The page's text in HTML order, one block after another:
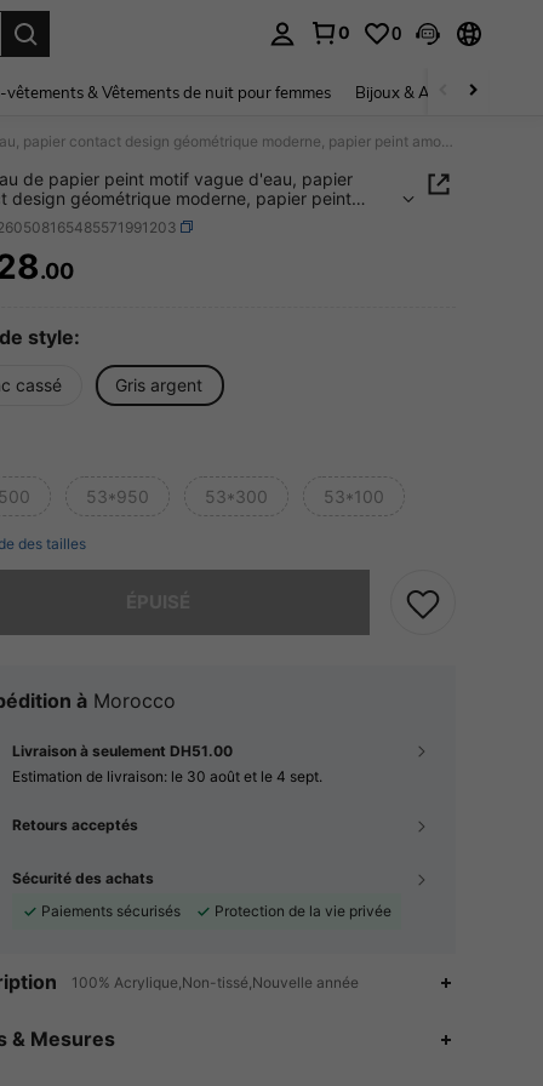
0 0
vêtements & Vêtements de nuit pour femmes Bijoux & Accessoires pour
1 rouleau de papier peint motif vague d'eau, papier contact design géométrique moderne, papier peint amovible et imperméable pour salon, cuisine, chambre, dortoir, renouvellement de meubles, papier peint esthétique d'automne
de papier peint motif vague d'eau, papier
design géométrique moderne, papier peint
et imperméable pour salon, cuisine, chambre,
renouvellement de meubles, papier peint
d'automne
AND AVAILABILITY
.00
style:
cassé Gris argent
53*950 53*300 53*100
des tailles
à Morocco
Livraison à seulement DH51.00
Estimation de livraison: le 30 août et le 4 sept.
Retours acceptés
Sécurité des achats
Paiements sécurisés
Protection de la vie privée
100% Acrylique,Non-tissé,Nouvelle année
& Mesures